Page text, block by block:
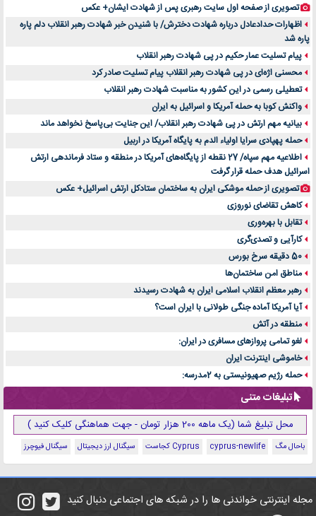
تصویری از صفحه اول سایت رهبری پس از شهادت ایشان+ عکس
اظهارات حدادعادل درباره شهادت دخترش/ با شنیدن خبر شهادت رهبر انقلاب دلم پاره
پاره شد
پیام تسلیت عمار حکیم در پی شهادت رهبر انقلاب
محسنی اژه‌ای در پی شهادت رهبر انقلاب پیام تسلیت صادر کرد
تعطیلی رسمی در این کشور به مناسبت شهادت رهبر انقلاب
واکنش کوبا به حمله آمریکا و اسرائیل به ایران
بیانیه مهم ارتش در پی شهادت رهبر انقلاب/ این جنایت بی‌پاسخ نخواهد ماند
حمله پهپادی سرایا اولیاء الدم به پایگاه آمریکا در اربیل
اطلاعیه مهم سپاه/ 27 نقطه از پایگاه‌های آمریکا در منطقه و ستاد فرماندهی ارتش
اسرائیل هدف حمله قرار گرفت
تصویری از حمله موشکی ایران به ساختمان ستادکل ارتش اسرائیل+ عکس
کاهش تقاضای نوروزی
تقابل با بهره‌وری
کارآیی و تصدی‌گری
50 دقیقه سرخ بورس
مناطق امن ساختمان‌ها
رهبر معظم انقلاب اسلامی ایران به شهادت رسیدند
آیا آمریکا آماده جنگی طولانی با ایران است؟
منطقه در آتش
لغو تمامی پروازهای مسافری در ایران:
خاموشی اینترنت ایران
حمله رژیم صهیونیستی به 2مدرسه:
تبلیغات متنی
محل تبلیغ شما (یک ماهه 200 هزار تومان - جهت هماهنگی کلیک کنید )
باحال مگ cyprus-newlife Cyprus کجاست سیگنال ارز دیجیتال سیگنال فیوچرز
مجله اینترنتی خواندنی ها را در شبکه های اجتماعی دنبال کنید